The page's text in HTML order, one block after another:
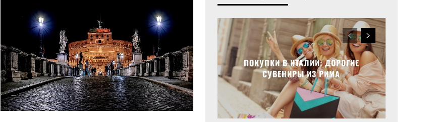
ПОКУПКИ В ИТАЛИИ: ДОРОГИЕ
СУВЕНИРЫ ИЗ РИМА